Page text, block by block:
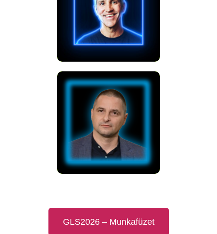
GLS2026 – Munkafüzet